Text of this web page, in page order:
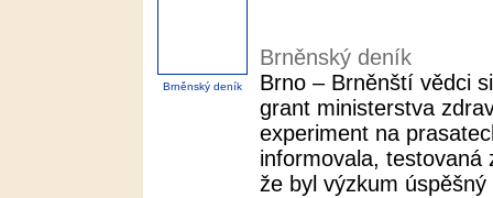
Brněnský deník
Brněnský deník
Brno – Brněnští vědci
grant ministerstva
experiment na
informovala, testovaná
že byl výzkum